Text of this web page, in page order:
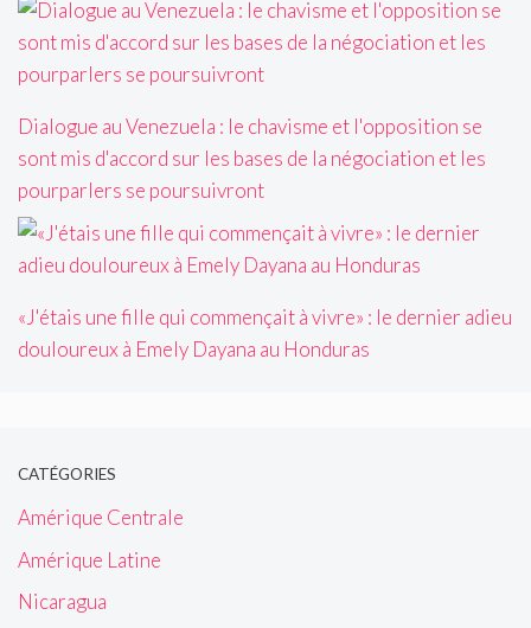
Dialogue au Venezuela : le chavisme et l'opposition se
sont mis d'accord sur les bases de la négociation et les
pourparlers se poursuivront
«J'étais une fille qui commençait à vivre» : le dernier adieu
douloureux à Emely Dayana au Honduras
CATÉGORIES
Amérique Centrale
Amérique Latine
Nicaragua